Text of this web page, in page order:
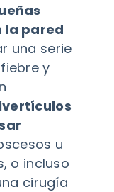
la pared
una serie
y
u
o incluso
cirugía